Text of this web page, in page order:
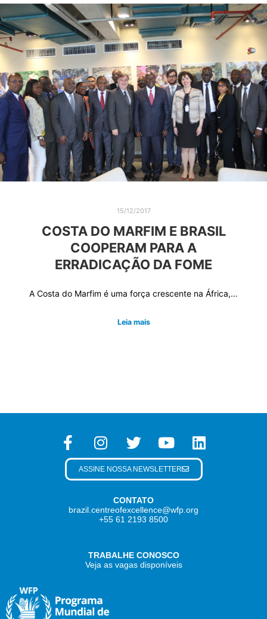
15/12/2017
COSTA DO MARFIM E BRASIL
COOPERAM PARA A
ERRADICAÇÃO DA FOME
A Costa do Marfim é uma força crescente na África,…
Leia mais
CONTATO
brazil.centreofexcellence@wfp.org
+55 61 2193 8500
TRABALHE CONOSCO
Veja as vagas disponíveis
ASSINE NOSSA NEWSLETTER